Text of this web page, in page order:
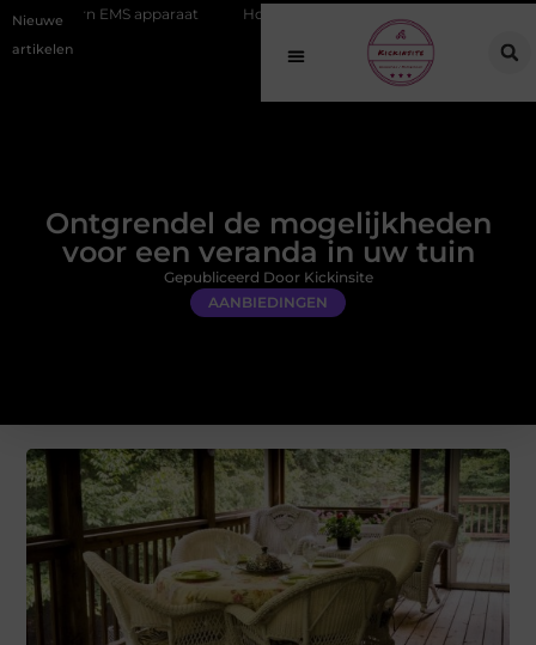
Nieuwe
artikelen
Hoe online vindbaarheid verandert in 2026
Ontgrendel de mogelijkheden
voor een veranda in uw tuin
AANBIEDINGEN
Gepubliceerd Door Kickinsite